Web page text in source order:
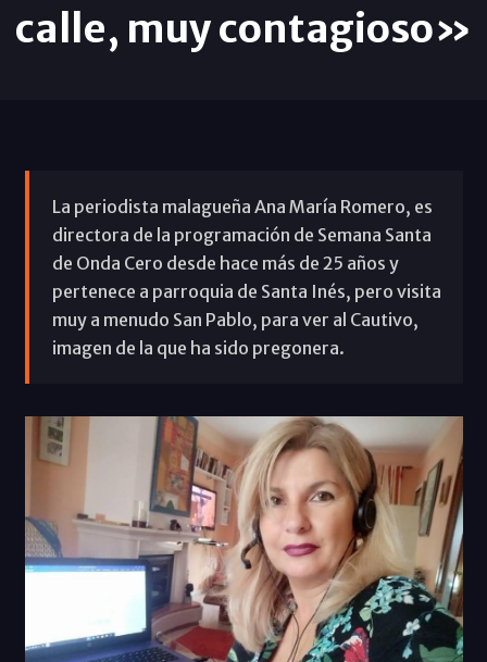
calle, muy contagioso»
La periodista malagueña Ana María Romero, es
directora de la programación de Semana Santa
de Onda Cero desde hace más de 25 años y
pertenece a parroquia de Santa Inés, pero visita
muy a menudo San Pablo, para ver al Cautivo,
imagen de la que ha sido pregonera.